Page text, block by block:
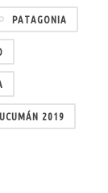
PATAGONIA
2019